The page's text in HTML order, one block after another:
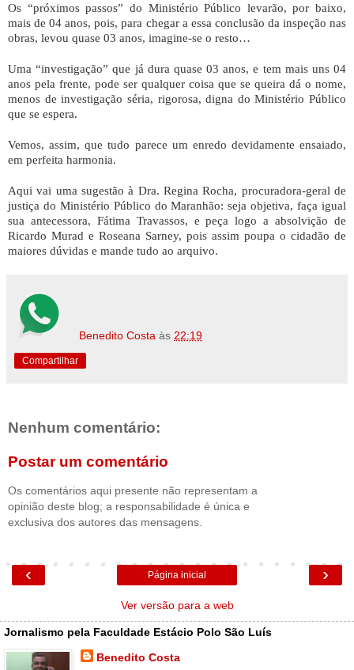
Os “próximos passos” do Ministério Público levarão, por baixo,
mais de 04 anos, pois, para chegar a essa conclusão da inspeção nas
obras, levou quase 03 anos, imagine-se o resto…
Uma “investigação” que já dura quase 03 anos, e tem mais uns 04
anos pela frente, pode ser qualquer coisa que se queira dá o nome,
menos de investigação séria, rigorosa, digna do Ministério Público
que se espera.
Vemos, assim, que tudo parece um enredo devidamente ensaiado,
em perfeita harmonia.
Aqui vai uma sugestão à Dra. Regina Rocha, procuradora-geral de
justiça do Ministério Público do Maranhão: seja objetiva, faça igual
sua antecessora, Fátima Travassos, e peça logo a absolvição de
Ricardo Murad e Roseana Sarney, pois assim poupa o cidadão de
maiores dúvidas e mande tudo ao arquivo.
Benedito Costa às 22:19
Compartilhar
Nenhum comentário:
Postar um comentário
Os comentários aqui presente não representam a
opinião deste blog; a responsabilidade é única e
exclusiva dos autores das mensagens.
‹ ›
Página inicial
Ver versão para a web
Jornalismo pela Faculdade Estácio Polo São Luís
Benedito Costa